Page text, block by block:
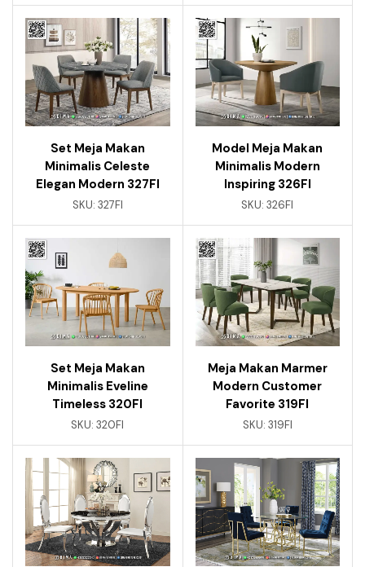
Set Meja Makan
Minimalis Celeste
Elegan Modern 327FI
SKU: 327FI
Model Meja Makan
Minimalis Modern
Inspiring 326FI
SKU:326FI
Set Meja Makan
Minimalis Eveline
Timeless 320FI
SKU:320FI
Meja Makan Marmer
Modern Customer
Favorite 319FI
SKU: 319FI